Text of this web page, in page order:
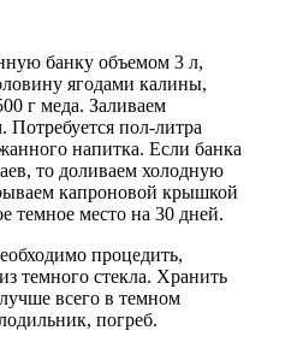
банку объемом 3 л,
ягодами калины,
г меда. Заливаем
Потребуется пол-литра
напитка. Если банка
то доливаем холодную
капроновой крышкой
темное место на 30 дней.
процедить,
темного стекла. Хранить
всего в темном
погреб.